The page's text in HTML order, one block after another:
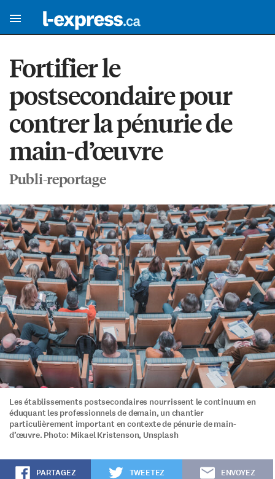
Fortifier le
postsecondaire pour
contrer la pénurie de
main-d’œuvre
Publi-reportage
Les établissements postsecondaires nourrissent le continuum en
éduquant les professionnels de demain, un chantier
particulièrement important en contexte de pénurie de main-
d’œuvre. Photo: Mikael Kristenson, Unsplash
PARTAGEZ TWEETEZ ENVOYEZ